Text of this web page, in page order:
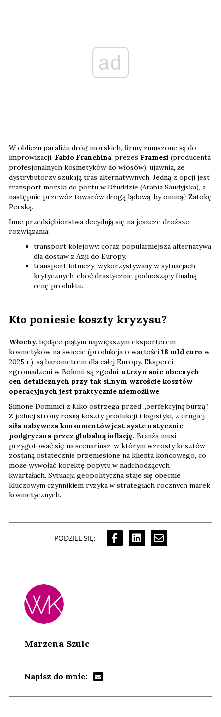
ad
W obliczu paraliżu dróg morskich, firmy zmuszone są do
improwizacji. Fabio Franchina, prezes Framesi (producenta
profesjonalnych kosmetyków do włosów), ujawnia, że
dystrybutorzy szukają tras alternatywnych. Jedną z opcji jest
transport morski do portu w Dżuddzie (Arabia Saudyjska), a
następnie przewóz towarów drogą lądową, by ominąć Zatokę
Perską.
Inne przedsiębiorstwa decydują się na jeszcze droższe
rozwiązania:
transport kolejowy: coraz popularniejsza alternatywa
dla dostaw z Azji do Europy.
transport lotniczy: wykorzystywany w sytuacjach
krytycznych, choć drastycznie podnoszący finalną
cenę produktu.
Kto poniesie koszty kryzysu?
Włochy, będące piątym największym eksporterem
kosmetyków na świecie (produkcja o wartości 18 mld euro w
2025 r.), są barometrem dla całej Europy. Eksperci
zgromadzeni w Bolonii są zgodni: utrzymanie obecnych
cen detalicznych przy tak silnym wzroście kosztów
operacyjnych jest praktycznie niemożliwe.
Simone Dominici z Kiko ostrzega przed „perfekcyjną burzą”.
Z jednej strony rosną koszty produkcji i logistyki, z drugiej –
siła nabywcza konsumentów jest systematycznie
podgryzana przez globalną inflację. Branża musi
przygotować się na scenariusz, w którym wzrosty kosztów
zostaną ostatecznie przeniesione na klienta końcowego, co
może wywołać korektę popytu w nadchodzących
kwartałach. Sytuacja geopolityczna staje się obecnie
kluczowym czynnikiem ryzyka w strategiach rocznych marek
kosmetycznych.
PODZIEL SIĘ:
Marzena Szulc
Napisz do mnie: